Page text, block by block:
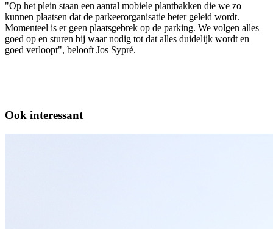
"Op het plein staan een aantal mobiele plantbakken die we zo
kunnen plaatsen dat de parkeerorganisatie beter geleid wordt.
Momenteel is er geen plaatsgebrek op de parking. We volgen alles
goed op en sturen bij waar nodig tot dat alles duidelijk wordt en
goed verloopt", belooft Jos Sypré.
Ook interessant